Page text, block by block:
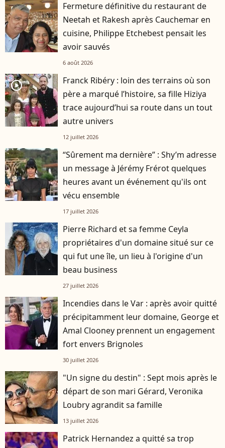
Fermeture définitive du restaurant de
Neetah et Rakesh après Cauchemar en
cuisine, Philippe Etchebest pensait les
avoir sauvés
6 août 2026
player2
Franck Ribéry : loin des terrains où son
père a marqué l’histoire, sa fille Hiziya
trace aujourd’hui sa route dans un tout
autre univers
12 juillet 2026
“Sûrement ma dernière” : Shy’m adresse
un message à Jérémy Frérot quelques
heures avant un événement qu'ils ont
vécu ensemble
17 juillet 2026
Pierre Richard et sa femme Ceyla
propriétaires d'un domaine situé sur ce
qui fut une île, un lieu à l'origine d'un
beau business
27 juillet 2026
Incendies dans le Var : après avoir quitté
précipitamment leur domaine, George et
Amal Clooney prennent un engagement
fort envers Brignoles
30 juillet 2026
"Un signe du destin" : Sept mois après le
départ de son mari Gérard, Veronika
Loubry agrandit sa famille
13 juillet 2026
Patrick Hernandez a quitté sa trop